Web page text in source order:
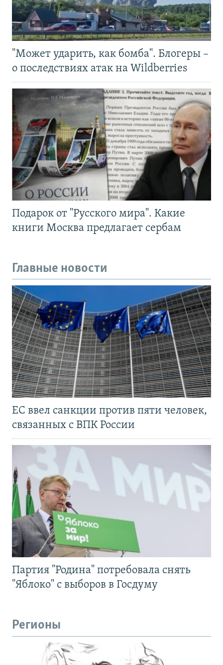
"Может ударить, как бомба". Блогеры –
о последствиях атак на Wildberries
Подарок от "Русского мира". Какие
книги Москва предлагает сербам
Главные новости
ЕС ввел санкции против пяти человек,
связанных с ВПК России
Партия "Родина" потребовала снять
"Яблоко" с выборов в Госдуму
Регионы